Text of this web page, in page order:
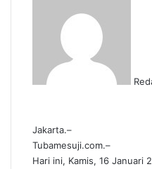
Jakarta.–
Tubamesuji.com.–
Hari ini, Kamis, 16 Januari